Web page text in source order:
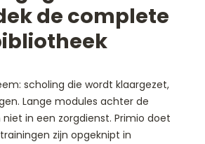
je dementie?
de complete
scholing die wordt klaargezet,
Lange modules achter de
in een zorgdienst. Primio doet
zijn opgeknipt in